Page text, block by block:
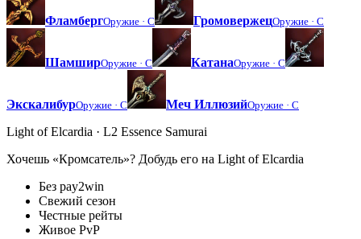
ФламбергОружие · C ГромовержецОружие · C
ШамширОружие · C КатанаОружие · C
ЭкскалибурОружие · C Меч ИллюзийОружие · C
Light of Elcardia · L2 Essence Samurai
Хочешь «Кромсатель»? Добудь его на Light of Elcardia
Без pay2win
Свежий сезон
Честные рейты
Живое PvP